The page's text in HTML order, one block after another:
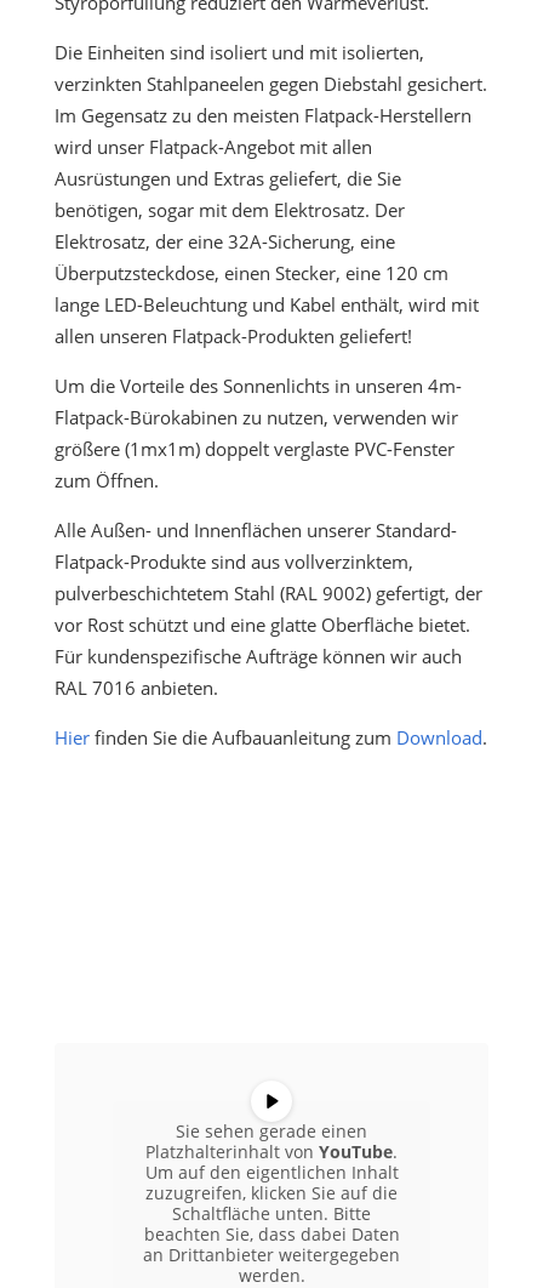
Die Einheiten sind isoliert und mit isolierten,
verzinkten Stahlpaneelen gegen Diebstahl gesichert.
Im Gegensatz zu den meisten Flatpack-Herstellern
wird unser Flatpack-Angebot mit allen
Ausrüstungen und Extras geliefert, die Sie
benötigen, sogar mit dem Elektrosatz. Der
Elektrosatz, der eine 32A-Sicherung, eine
Überputzsteckdose, einen Stecker, eine 120 cm
lange LED-Beleuchtung und Kabel enthält, wird mit
allen unseren Flatpack-Produkten geliefert!
Um die Vorteile des Sonnenlichts in unseren 4m-
Flatpack-Bürokabinen zu nutzen, verwenden wir
größere (1mx1m) doppelt verglaste PVC-Fenster
zum Öffnen.
Alle Außen- und Innenflächen unserer Standard-
Flatpack-Produkte sind aus vollverzinktem,
pulverbeschichtetem Stahl (RAL 9002) gefertigt, der
vor Rost schützt und eine glatte Oberfläche bietet.
Für kundenspezifische Aufträge können wir auch
RAL 7016 anbieten.
Hier finden Sie die Aufbauanleitung zum Download.
Sie sehen gerade einen
Platzhalterinhalt von YouTube.
Um auf den eigentlichen Inhalt
zuzugreifen, klicken Sie auf die
Schaltfläche unten. Bitte
beachten Sie, dass dabei Daten
an Drittanbieter weitergegeben
werden.